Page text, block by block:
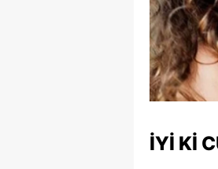
İYI KI